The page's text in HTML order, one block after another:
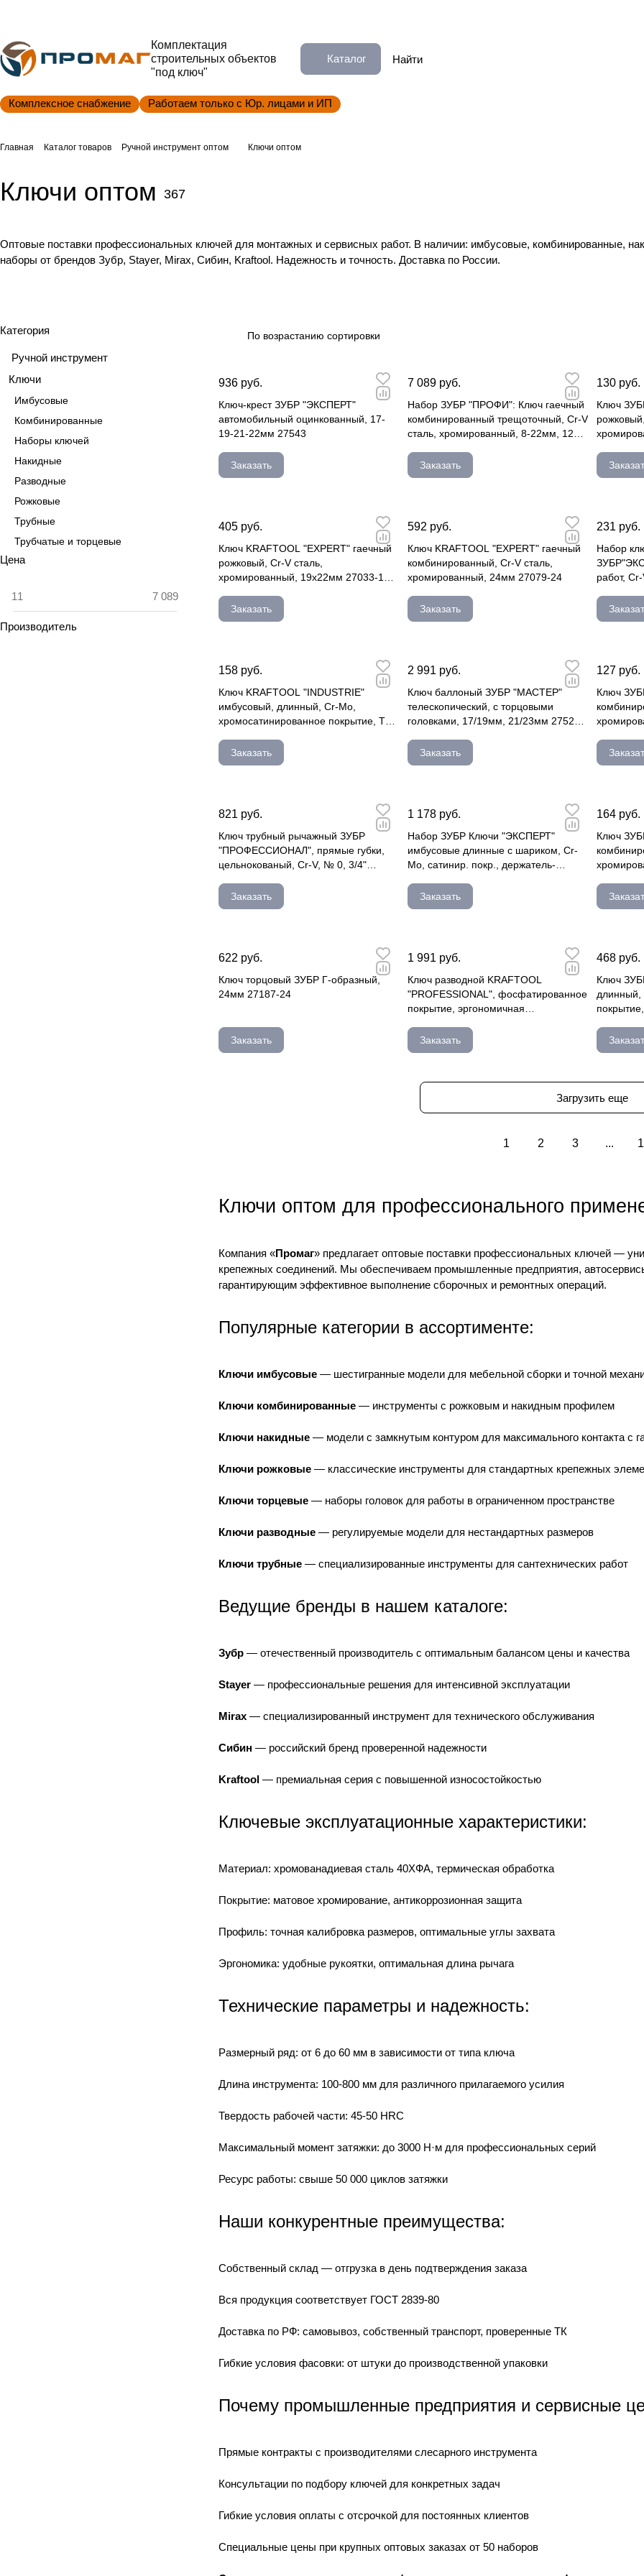
Комплектация
строительных объектов
"под ключ"
Каталог
Комплексное снабжение Работаем только с Юр. лицами и ИП
Главная Каталог товаров Ручной инструмент оптом Ключи оптом
Ключи оптом 367
Оптовые поставки профессиональных ключей для монтажных и сервисных работ. В наличии: имбусовые, комбинированные,
наборы от брендов Зубр, Stayer, Mirax, Сибин, Kraftool. Надежность и точность. Доставка по России.
Имбусовые Комбинированные Наборы ключей
По возрастанию сортировки
936 руб.
Ключ-крест ЗУБР "ЭКСПЕРТ"
автомобильный оцинкованный, 17-
19-21-22мм 27543
Заказать
7 089 руб.
Набор ЗУБР "ПРОФИ": Ключ гаечный
комбинированный трещоточный, Cr-V
сталь, хромированный, 8-22мм, 12
Заказать
130 руб.
Ключ
405 руб.
Ключ KRAFTOOL "EXPERT" гаечный
рожковый, Cr-V сталь,
хромированный, 19х22мм 27033-19-
Заказать
592 руб.
Ключ KRAFTOOL "EXPERT" гаечный
комбинированный, Cr-V сталь,
хромированный, 24мм 27079-24
Заказать
231 руб.
Набор
работ,
158 руб.
Ключ KRAFTOOL "INDUSTRIE"
имбусовый, длинный, Cr-Mo,
хромосатинированное покрытие, TX
Заказать
2 991 руб.
Ключ баллоный ЗУБР "МАСТЕР"
телескопический, с торцовыми
головками, 17/19мм, 21/23мм 27525-
Заказать
127 руб.
Ключ
821 руб.
Ключ трубный рычажный ЗУБР
"ПРОФЕССИОНАЛ", прямые губки,
цельнокованый, Сr-V, № 0, 3/4"
Заказать
1 178 руб.
Набор ЗУБР Ключи "ЭКСПЕРТ"
имбусовые длинные с шариком, Cr-
Mo, сатинир. покр., держатель-
Заказать
164 руб.
Ключ
622 руб.
Ключ торцовый ЗУБР Г-образный,
24мм 27187-24
Заказать
1 991 руб.
Ключ разводной KRAFTOOL
"PROFESSIONAL", фосфатированное
покрытие, эргономичная
Заказать
468 руб.
Ключ
длинный,
Загрузить еще
1 2 3 ...
Ключи оптом для профессионального
Компания «Промаг» предлагает оптовые поставки профессиональных ключей —
крепежных соединений. Мы обеспечиваем промышленные предприятия,
гарантирующим эффективное выполнение сборочных и ремонтных операций.
Популярные категории в ассортименте:
Ключи имбусовые — шестигранные модели для мебельной сборки и точной
Ключи комбинированные — инструменты с рожковым и накидным профилем
Ключи накидные — модели с замкнутым контуром для максимального контакта с
Ключи рожковые — классические инструменты для стандартных крепежных
Ключи торцевые — наборы головок для работы в ограниченном пространстве
Ключи разводные — регулируемые модели для нестандартных размеров
Ключи трубные — специализированные инструменты для сантехнических работ
Ведущие бренды в нашем каталоге:
Зубр — отечественный производитель с оптимальным балансом цены и качества
Stayer — профессиональные решения для интенсивной эксплуатации
Mirax — специализированный инструмент для технического обслуживания
Сибин — российский бренд проверенной надежности
Kraftool — премиальная серия с повышенной износостойкостью
Ключевые эксплуатационные характеристики:
Материал: хромованадиевая сталь 40ХФА, термическая обработка
Покрытие: матовое хромирование, антикоррозионная защита
Профиль: точная калибровка размеров, оптимальные углы захвата
Эргономика: удобные рукоятки, оптимальная длина рычага
Технические параметры и надежность:
Размерный ряд: от 6 до 60 мм в зависимости от типа ключа
Длина инструмента: 100-800 мм для различного прилагаемого усилия
Твердость рабочей части: 45-50 HRC
Максимальный момент затяжки: до 3000 Н·м для профессиональных серий
Ресурс работы: свыше 50 000 циклов затяжки
Наши конкурентные преимущества:
Собственный склад — отгрузка в день подтверждения заказа
Вся продукция соответствует ГОСТ 2839-80
Доставка по РФ: самовывоз, собственный транспорт, проверенные ТК
Гибкие условия фасовки: от штуки до производственной упаковки
Почему промышленные предприятия и сервисные
Прямые контракты с производителями слесарного инструмента
Консультации по подбору ключей для конкретных задач
Гибкие условия оплаты с отсрочкой для постоянных клиентов
Специальные цены при крупных оптовых заказах от 50 наборов
Категория
Ручной инструмент
Ключи
Имбусовые
Комбинированные
Наборы ключей
Накидные
Разводные
Рожковые
Трубные
Трубчатые и торцевые
Цена
Производитель